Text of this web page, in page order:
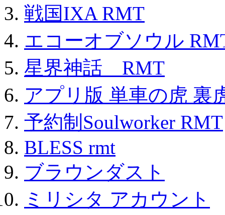
戦国IXA RMT
エコーオブソウル
星界神話 RMT
アプリ版 単車の虎 裏
予約制Soulworker RMT
BLESS rmt
ブラウンダスト
ミリシタ アカウント